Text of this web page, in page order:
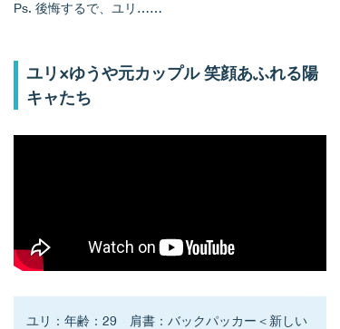
Ps. 後悔するで、ユリ……
ユリ×ゆうや元カップル 笑顔あふれる陽
キャたち
ユリ：年齢：29　肩書：バックパッカー＜新しい